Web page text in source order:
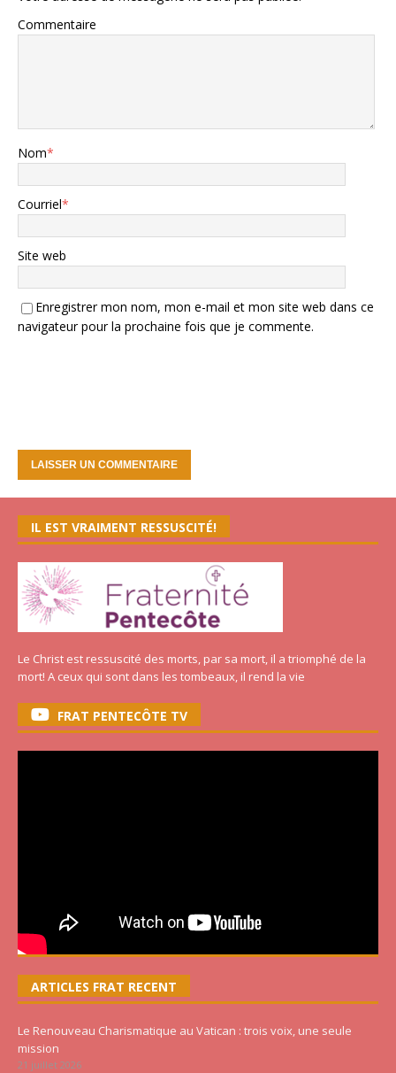
Commentaire
Nom*
Courriel*
Site web
Enregistrer mon nom, mon e-mail et mon site web dans ce
navigateur pour la prochaine fois que je commente.
IL EST VRAIMENT RESSUSCITÉ!
Le Christ est ressuscité des morts, par sa mort, il a triomphé de la
mort! A ceux qui sont dans les tombeaux, il rend la vie
FRAT PENTECÔTE TV
ARTICLES FRAT RECENT
Le Renouveau Charismatique au Vatican : trois voix, une seule
mission
21 juillet 2026